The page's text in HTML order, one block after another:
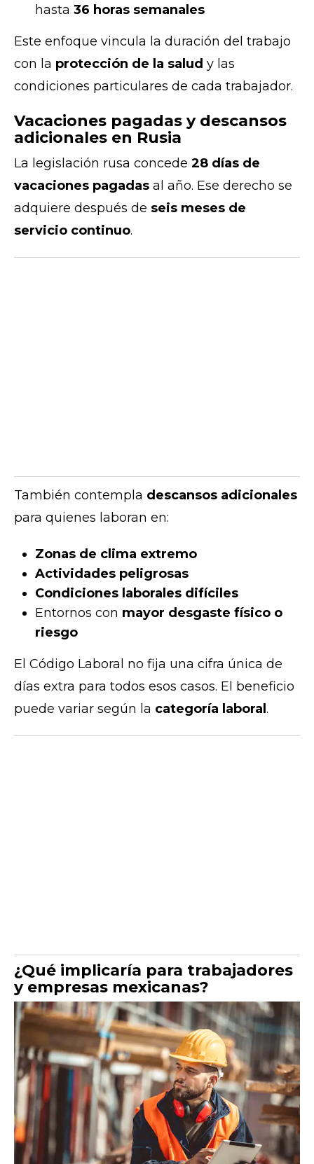
hasta 36 horas semanales
Este enfoque vincula la duración del trabajo
con la protección de la salud y las
condiciones particulares de cada trabajador.
Vacaciones pagadas y descansos
adicionales en Rusia
La legislación rusa concede 28 días de
vacaciones pagadas al año. Ese derecho se
adquiere después de seis meses de
servicio continuo.
También contempla descansos adicionales
para quienes laboran en:
Zonas de clima extremo
Actividades peligrosas
Condiciones laborales difíciles
Entornos con mayor desgaste físico o
riesgo
El Código Laboral no fija una cifra única de
días extra para todos esos casos. El beneficio
puede variar según la categoría laboral .
¿Qué implicaría para trabajadores
y empresas mexicanas?